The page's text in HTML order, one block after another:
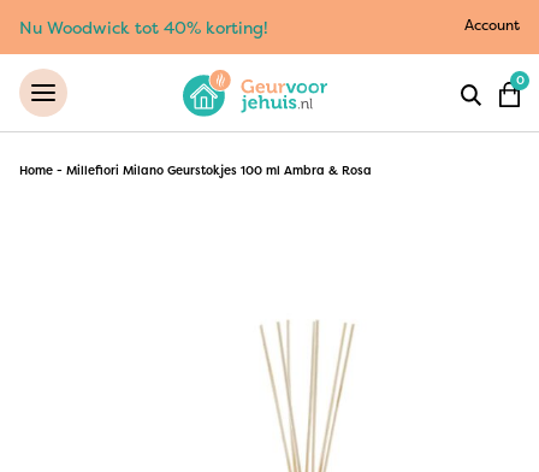
Nu Woodwick tot 40% korting! Account
0
Home - Millefiori Milano Geurstokjes 100 ml Ambra & Rosa